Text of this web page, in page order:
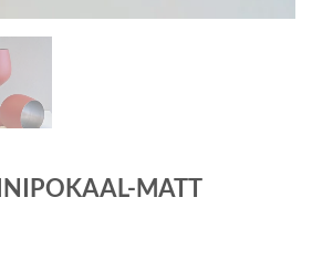
MATT